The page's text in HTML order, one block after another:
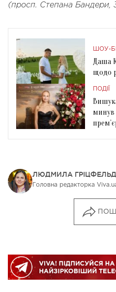
(просп. Степана Бандери,
ШОУ-
Даша
щодо
ПОДІЇ
минув
ЛЮДМИЛА
Головна редакторка